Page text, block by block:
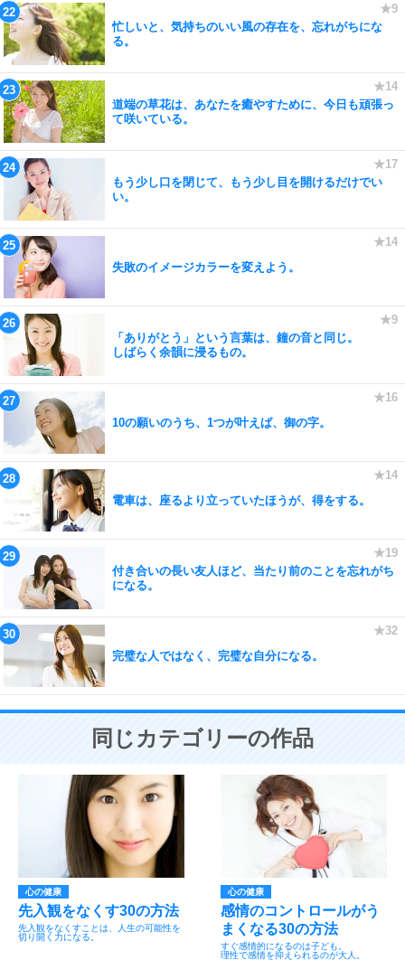
忙しいと、気持ちのいい風の存在を、忘れがちにな
る。
道端の草花は、あなたを癒やすために、今日も頑張っ
て咲いている。
もう少し口を閉じて、もう少し目を開けるだけでい
い。
失敗のイメージカラーを変えよう。
「ありがとう」という言葉は、鐘の音と同じ。
しばらく余韻に浸るもの。
10の願いのうち、1つが叶えば、御の字。
電車は、座るより立っていたほうが、得をする。
付き合いの長い友人ほど、当たり前のことを忘れがち
になる。
完璧な人ではなく、完璧な自分になる。
同じカテゴリーの作品
心の健康
先入観をなくす30の方法
先入観をなくすことは、人生の可能性を
切り開く力になる。
心の健康
感情のコントロールがう
まくなる30の方法
すぐ感情的になるのは子ども。
理性で感情を抑えられるのが大人。